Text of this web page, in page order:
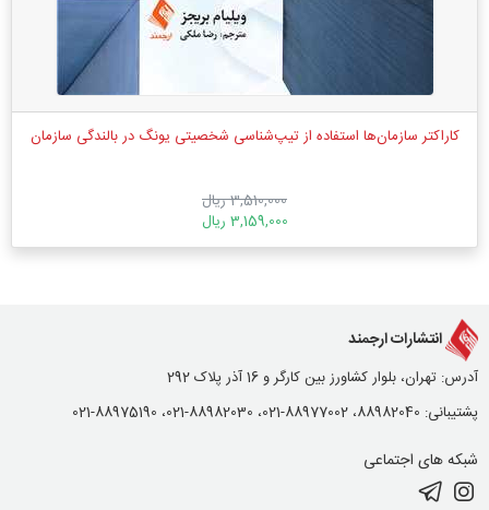
کاراکتر سازمان‌ها استفاده از تیپ‌شناسی شخصیتی یونگ در ‏بالندگی سازمان‌‏
3,510,000 ریال
3,159,000 ریال
انتشارات ارجمند
آدرس: تهران، بلوار کشاورز بین کارگر و 16 آذر پلاک 292
پشتیبانی: 88982040، 88977002-021، 88982030-021، 88975190-021
شبکه های اجتماعی